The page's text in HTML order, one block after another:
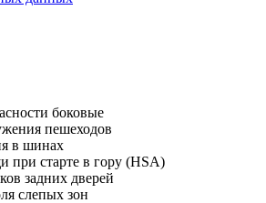
боковые
пешеходов
в шинах
при старте в гору (HSA)
задних дверей
слепых зон